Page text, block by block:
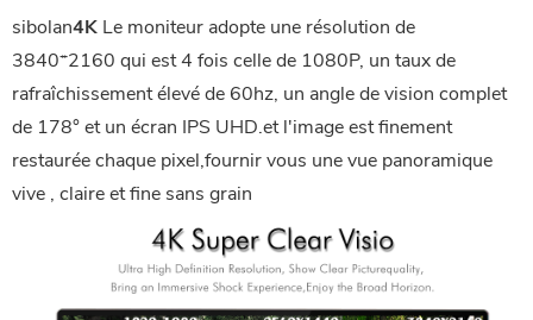
sibolan4K Le moniteur adopte une résolution de
3840*2160 qui est 4 fois celle de 1080P, un taux de
rafraîchissement élevé de 60hz, un angle de vision complet
de 178° et un écran IPS UHD.et l'image est finement
restaurée chaque pixel,fournir vous une vue panoramique
vive , claire et fine sans grain